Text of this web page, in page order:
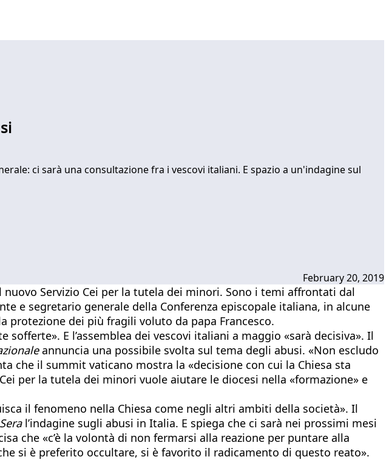
ci sarà una consultazione fra i vescovi italiani. E spazio a un'indagine sul
February 20, 2019
Servizio Cei per la tutela dei minori. Sono i temi affrontati dal
e segretario generale della Conferenza episcopale italiana, in alcune
dei più fragili voluto da papa Francesco.
E l’assemblea dei vescovi italiani a maggio «sarà decisiva». Il
annuncia una possibile svolta sul tema degli abusi. «Non escludo
che il summit vaticano mostra la «decisione con cui la Chiesa sta
per la tutela dei minori vuole aiutare le diocesi nella «formazione» e
il fenomeno nella Chiesa come negli altri ambiti della società». Il
l’indagine sugli abusi in Italia. E spiega che ci sarà nei prossimi mesi
che «c’è la volontà di non fermarsi alla reazione per puntare alla
si è preferito occultare, si è favorito il radicamento di questo reato».